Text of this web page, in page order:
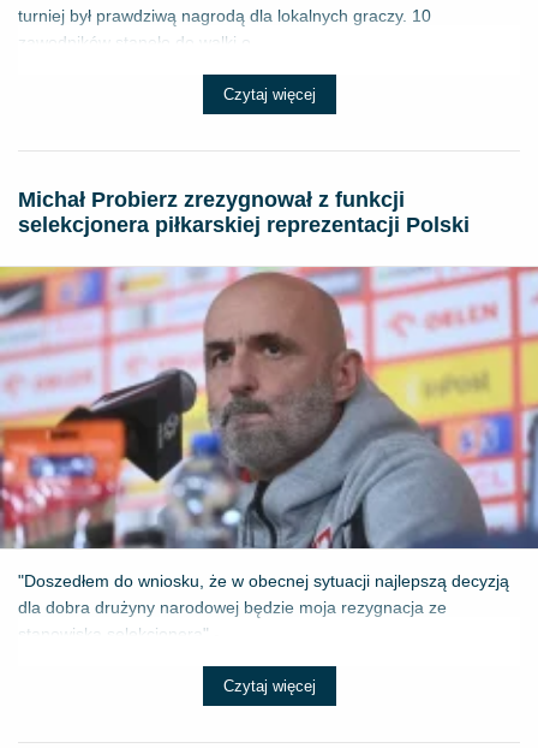
turniej był prawdziwą nagrodą dla lokalnych graczy. 10
zawodników stanęło do walki o ...
Czytaj więcej
Michał Probierz zrezygnował z funkcji
selekcjonera piłkarskiej reprezentacji Polski
"Doszedłem do wniosku, że w obecnej sytuacji najlepszą decyzją
dla dobra drużyny narodowej będzie moja rezygnacja ze
stanowiska selekcjonera" - ...
Czytaj więcej